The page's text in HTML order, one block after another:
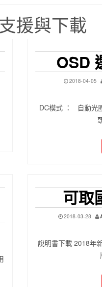
支援與下載
OSD
2018-04-05
DC模式 ： 自動光
可取
2018-03-28
說明書下載 2018年